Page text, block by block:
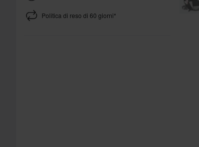
Politica di reso di 60 giorni*